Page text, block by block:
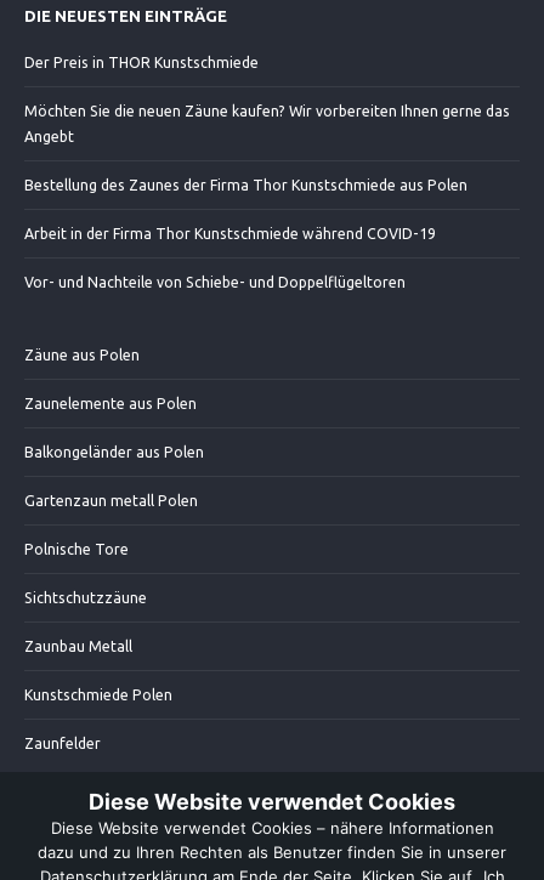
DIE NEUESTEN EINTRÄGE
Der Preis in THOR Kunstschmiede
Möchten Sie die neuen Zäune kaufen? Wir vorbereiten Ihnen gerne das
Angebt
Bestellung des Zaunes der Firma Thor Kunstschmiede aus Polen
Arbeit in der Firma Thor Kunstschmiede während COVID-19
Vor- und Nachteile von Schiebe- und Doppelflügeltoren
Zäune aus Polen
Zaunelemente aus Polen
Balkongeländer aus Polen
Gartenzaun metall Polen
Polnische Tore
Sichtschutzzäune
Zaunbau Metall
Kunstschmiede Polen
Zaunfelder
© 2019 Thor Kunstschmiede - zäune, zaunelemente, metallzaune,
Diese Website verwendet Cookies
Diese Website verwendet Cookies – nähere Informationen
dazu und zu Ihren Rechten als Benutzer finden Sie in unserer